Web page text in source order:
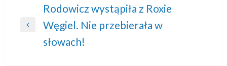
Nawigacja
wpisu
Previous
Rodowicz wystąpiła z Roxie
Węgiel. Nie przebierała w
słowach!